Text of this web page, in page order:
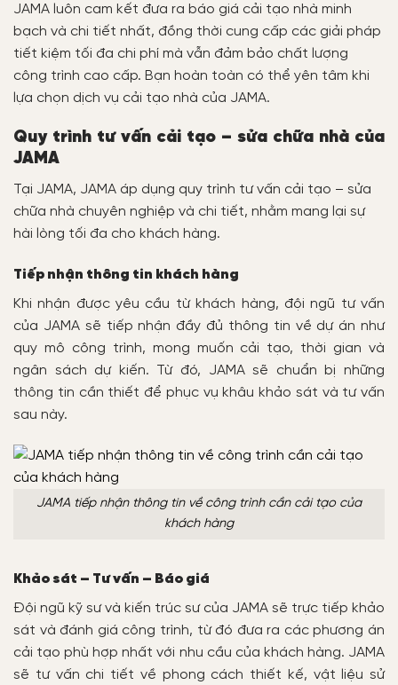
JAMA luôn cam kết đưa ra báo giá cải tạo nhà minh
bạch và chi tiết nhất, đồng thời cung cấp các giải pháp
tiết kiệm tối đa chi phí mà vẫn đảm bảo chất lượng
công trình cao cấp. Bạn hoàn toàn có thể yên tâm khi
lựa chọn dịch vụ cải tạo nhà của JAMA.
Quy trình tư vấn cải tạo – sửa chữa nhà của
JAMA
Tại JAMA, JAMA áp dụng quy trình tư vấn cải tạo – sửa
chữa nhà chuyên nghiệp và chi tiết, nhằm mang lại sự
hài lòng tối đa cho khách hàng.
Tiếp nhận thông tin khách hàng
Khi nhận được yêu cầu từ khách hàng, đội ngũ tư vấn
của JAMA sẽ tiếp nhận đầy đủ thông tin về dự án như
quy mô công trình, mong muốn cải tạo, thời gian và
ngân sách dự kiến. Từ đó, JAMA sẽ chuẩn bị những
thông tin cần thiết để phục vụ khâu khảo sát và tư vấn
sau này.
JAMA tiếp nhận thông tin về công trình cần cải tạo của
khách hàng
Khảo sát – Tư vấn – Báo giá
Đội ngũ kỹ sư và kiến trúc sư của JAMA sẽ trực tiếp khảo
sát và đánh giá công trình, từ đó đưa ra các phương án
cải tạo phù hợp nhất với nhu cầu của khách hàng. JAMA
sẽ tư vấn chi tiết về phong cách thiết kế, vật liệu sử